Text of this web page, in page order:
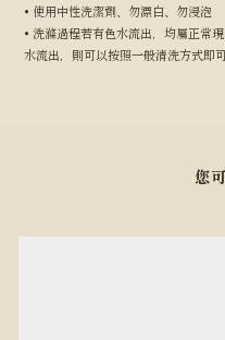
• 使用中性洗潔劑、勿漂白、勿浸泡
• 洗滌過程若有色水流出，均屬正常
水流出，則可以按照一般清洗方式即
您